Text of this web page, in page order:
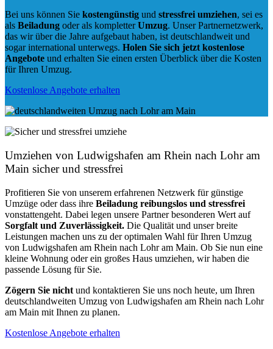
Bei uns können Sie kostengünstig und stressfrei umziehen, sei es
als Beiladung oder als kompletterUmzug. Unser Partnernetzwerk,
das wir über die Jahre aufgebaut haben, ist deutschlandweit und
sogar international unterwegs. Holen Sie sich jetzt kostenlose
Angebote und erhalten Sie einen ersten Überblick über die Kosten
für Ihren Umzug.
Kostenlose Angebote erhalten
Umziehen von Ludwigshafen am Rhein nach Lohr am
Main sicher und stressfrei
Profitieren Sie von unserem erfahrenen Netzwerk für günstige
Umzüge oder dass ihre Beiladung reibungslos und stressfrei
vonstattengeht. Dabei legen unsere Partner besonderen Wert auf
Sorgfalt und Zuverlässigkeit. Die Qualität und unser breite
Leistungen machen uns zu der optimalen Wahl für Ihren Umzug
von Ludwigshafen am Rhein nach Lohr am Main. Ob Sie nun eine
kleine Wohnung oder ein großes Haus umziehen, wir haben die
passende Lösung für Sie.
Zögern Sie nicht und kontaktieren Sie uns noch heute, um Ihren
deutschlandweiten Umzug von Ludwigshafen am Rhein nach Lohr
am Main mit Ihnen zu planen.
Kostenlose Angebote erhalten